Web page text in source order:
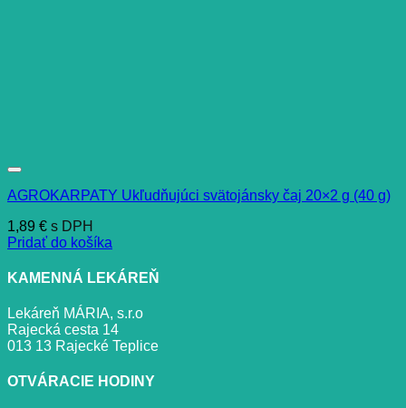
AGROKARPATY Ukľudňujúci svätojánsky čaj 20×2 g (40 g)
1,89 € s DPH
Pridať do košíka
KAMENNÁ LEKÁREŇ
Lekáreň MÁRIA, s.r.o
Rajecká cesta 14
013 13 Rajecké Teplice
OTVÁRACIE HODINY